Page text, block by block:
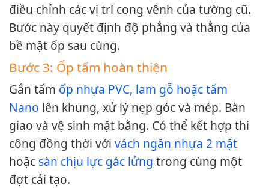
điều chỉnh các vị trí cong vênh của tường cũ.
Bước này quyết định độ phẳng và thẳng của
bề mặt ốp sau cùng.
Bước 3: Ốp tấm hoàn thiện
Gắn tấm ốp nhựa PVC, lam gỗ hoặc tấm
Nano lên khung, xử lý nẹp góc và mép. Bàn
giao và vệ sinh mặt bằng. Có thể kết hợp thi
công đồng thời với vách ngăn nhựa 2 mặt
hoặc sàn chịu lực gác lửng trong cùng một
đợt cải tạo.